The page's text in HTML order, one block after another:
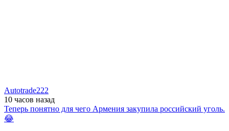
Autotrade222
10 часов назад
Теперь понятно для чего Армения закупила российский уголь.
😂